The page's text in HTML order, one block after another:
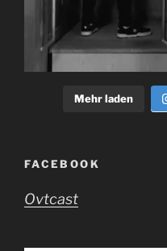
Mehr laden
FACEBOOK
Ovtcast